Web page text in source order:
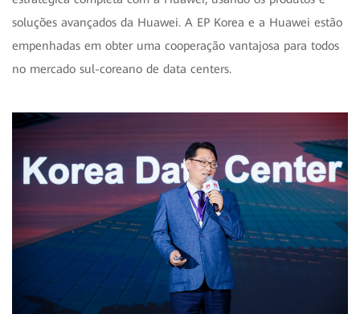
soluções avançados da Huawei. A EP Korea e a Huawei estão
empenhadas em obter uma cooperação vantajosa para todos
no mercado sul-coreano de data centers.